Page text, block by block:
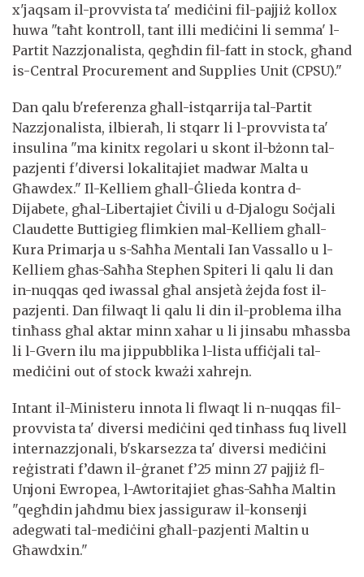
x'jaqsam il-provvista ta' mediċini fil-pajjiż kollox
huwa "taħt kontroll, tant illi mediċini li semma' l-
Partit Nazzjonalista, qegħdin fil-fatt in stock, għand
is-Central Procurement and Supplies Unit (CPSU)."
Dan qalu b'referenza għall-istqarrija tal-Partit
Nazzjonalista, ilbieraħ, li stqarr li l-provvista ta'
insulina "ma kinitx regolari u skont il-bżonn tal-
pazjenti f'diversi lokalitajiet madwar Malta u
Għawdex." Il-Kelliem għall-Ġlieda kontra d-
Dijabete, għal-Libertajiet Ċivili u d-Djalogu Soċjali
Claudette Buttigieg flimkien mal-Kelliem għall-
Kura Primarja u s-Saħħa Mentali Ian Vassallo u l-
Kelliem għas-Saħħa Stephen Spiteri li qalu li dan
in-nuqqas qed iwassal għal ansjetà żejda fost il-
pazjenti. Dan filwaqt li qalu li din il-problema ilha
tinħass għal aktar minn xahar u li jinsabu mħassba
li l-Gvern ilu ma jippubblika l-lista uffiċjali tal-
mediċini out of stock kważi xahrejn.
Intant il-Ministeru innota li flwaqt li n-nuqqas fil-
provvista ta' diversi mediċini qed tinħass fuq livell
internazzjonali, b'skarsezza ta' diversi mediċini
reġistrati f’dawn il-ġranet f’25 minn 27 pajjiż fl-
Unjoni Ewropea, l-Awtoritajiet għas-Saħħa Maltin
"qegħdin jaħdmu biex jassiguraw il-konsenji
adegwati tal-mediċini għall-pazjenti Maltin u
Għawdxin."